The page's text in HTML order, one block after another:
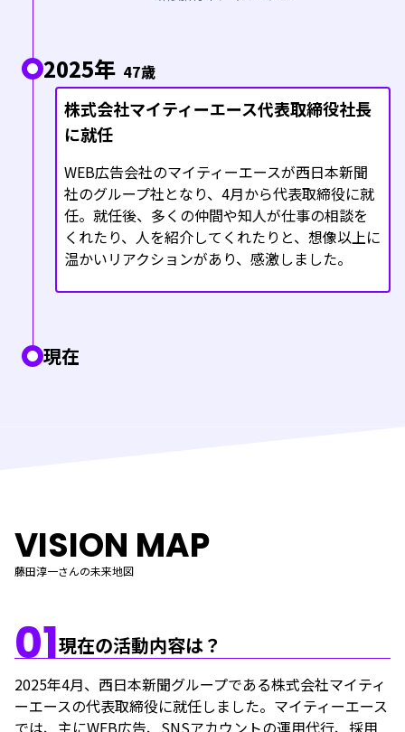
2025年 47歳
株式会社マイティーエース代表取締役社長
に就任
WEB広告会社のマイティーエースが西日本新聞
社のグループ社となり、4月から代表取締役に就
任。就任後、多くの仲間や知人が仕事の相談を
くれたり、人を紹介してくれたりと、想像以上に
温かいリアクションがあり、感激しました。
現在
VISION MAP
藤田淳一さんの未来地図
01現在の活動内容は？
2025年4月、西日本新聞グループである株式会社マイティ
ーエースの代表取締役に就任しました。マイティーエース